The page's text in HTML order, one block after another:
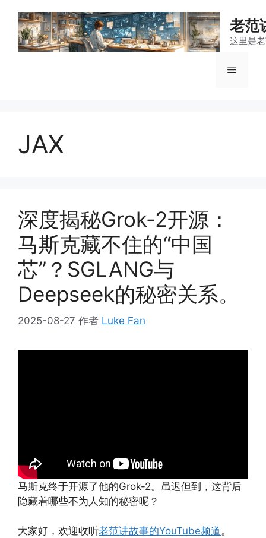
老范
这里是
菜
JAX
深度揭秘Grok-2开源：
马斯克藏不住的“中国
芯”？SGLANG与
Deepseek的秘密关系。
2025-08-27 作者 Luke Fan
马斯克终于开源了他的Grok-2。虽迟但到，这背后
隐藏着哪些不为人知的秘密呢？
大家好，欢迎收听老范讲故事的YouTube频道。